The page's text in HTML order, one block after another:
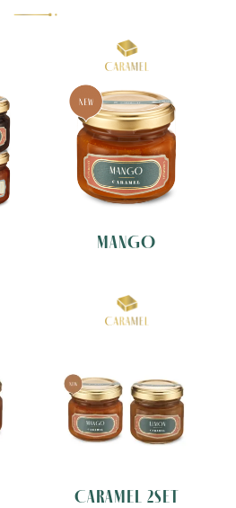
MANGO
CARAMEL 2SET